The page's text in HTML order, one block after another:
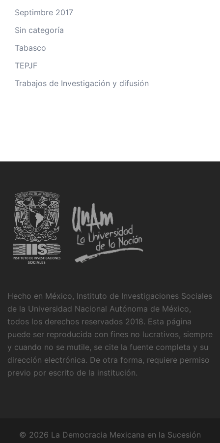
Septimbre 2017
Sin categoría
Tabasco
TEPJF
Trabajos de Investigación y difusión
Hecho en México, Instituto de Investigaciones Sociales
de la Universidad Nacional Autónoma de México,
todos los derechos reservados 2018. Esta página
puede ser reproducida con fines no lucrativos, siempre
y cuando no se mutile, se cite la fuente completa y su
dirección electrónica. De otra forma, requiere permiso
previo por escrito de la institución.
© 2026 La Democracia Mexicana en la Sucesión